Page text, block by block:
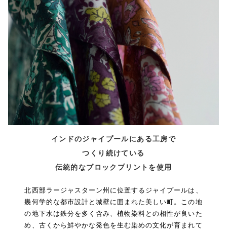
インドのジャイプールにある工房で
つくり続けている
伝統的なブロックプリントを使用
北西部ラージャスターン州に位置するジャイプールは、
幾何学的な都市設計と城壁に囲まれた美しい町。この地
の地下水は鉄分を多く含み、植物染料との相性が良いた
め、古くから鮮やかな発色を生む染めの文化が育まれて